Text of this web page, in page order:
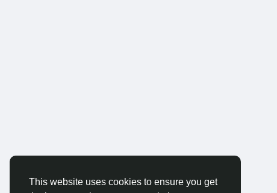
This website uses cookies to ensure you get